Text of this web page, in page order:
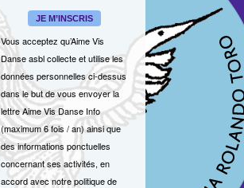
JE M’INSCRIS
Vous acceptez qu’Aime Vis
Danse asbl collecte et utilise les
données personnelles ci-dessus
dans le but de vous envoyer la
lettre Aime Vis Danse Info
(maximum 6 fois / an) ainsi que
des informations ponctuelles
concernant ses activités, en
accord avec notre politique de